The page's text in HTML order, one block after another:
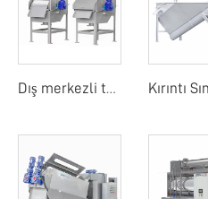
Dış merkezli tambur ekranı